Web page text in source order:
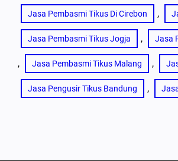
Jasa Pembasmi Tikus Di Cirebon ,
Jasa Pembasmi Tikus Jogja , Jasa
, Jasa Pembasmi Tikus Malang ,
Jasa Pengusir Tikus Bandung ,